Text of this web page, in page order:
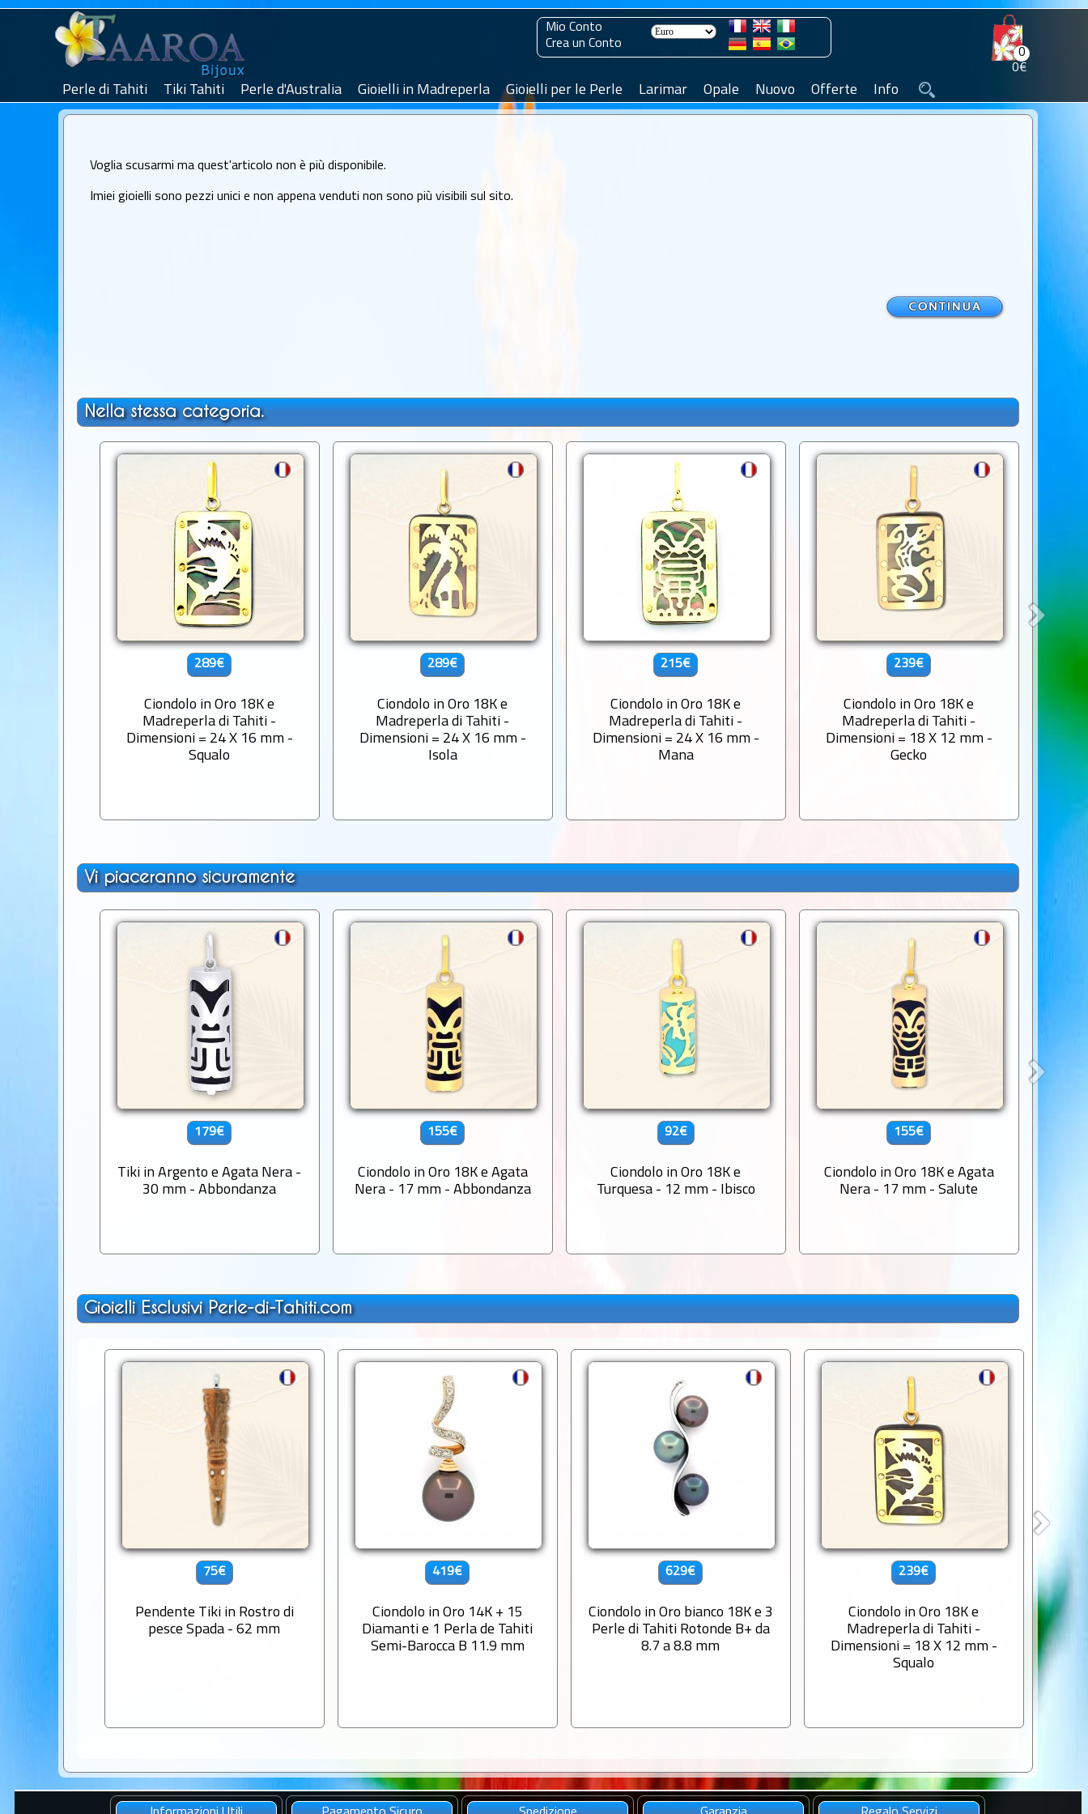
0
0€
Mio Conto
Crea un Conto
Perle di Tahiti Tiki Tahiti Perle d'Australia Gioielli in Madreperla Gioielli per le Perle Larimar Opale Nuovo Offerte Info
Voglia scusarmi ma quest'articolo non è più disponibile.
Imiei gioielli sono pezzi unici e non appena venduti non sono più visibili sul sito.
Nella stessa categoria.
289€
Ciondolo in Oro 18K e
Madreperla di Tahiti -
Dimensioni = 24 X 16 mm -
Squalo
289€
Ciondolo in Oro 18K e
Madreperla di Tahiti -
Dimensioni = 24 X 16 mm -
Isola
215€
Ciondolo in Oro 18K e
Madreperla di Tahiti -
Dimensioni = 24 X 16 mm -
Mana
239€
Ciondolo in Oro 18K e
Madreperla di Tahiti -
Dimensioni = 18 X 12 mm -
Gecko
Vi piaceranno sicuramente
179€
Tiki in Argento e Agata Nera -
30 mm - Abbondanza
155€
Ciondolo in Oro 18K e Agata
Nera - 17 mm - Abbondanza
92€
Ciondolo in Oro 18K e
Turquesa - 12 mm - Ibisco
155€
Ciondolo in Oro 18K e Agata
Nera - 17 mm - Salute
Gioielli Esclusivi Perle-di-Tahiti.com
75€
Pendente Tiki in Rostro di
pesce Spada - 62 mm
419€
Ciondolo in Oro 14K + 15
Diamanti e 1 Perla de Tahiti
Semi-Barocca B 11.9 mm
629€
Ciondolo in Oro bianco 18K e 3
Perle di Tahiti Rotonde B+ da
8.7 a 8.8 mm
239€
Ciondolo in Oro 18K e
Madreperla di Tahiti -
Dimensioni = 18 X 12 mm -
Squalo